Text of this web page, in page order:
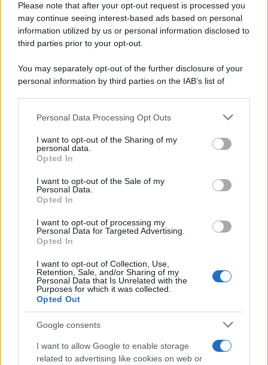
Please note that after your opt-out request is processed you
may continue seeing interest-based ads based on personal
information utilized by us or personal information disclosed to
third parties prior to your opt-out.
You may separately opt-out of the further disclosure of your
personal information by third parties on the IAB’s list of
This information may also be disclosed by us to third parties
disclose it to other third parties.
Please note that this website/app uses one or more Google
services and may gather and store information including but
not limited to your visit or usage behaviour. You may click to
grant or deny consent to Google and its third-party tags to
consent section.
Personal Data Processing Opt Outs
I want to opt-out of the Sharing of my
personal data.
Opted In
I want to opt-out of the Sale of my
Personal Data.
Opted In
I want to opt-out of processing my
Personal Data for Targeted Advertising.
Opted In
I want to opt-out of Collection, Use,
Retention, Sale, and/or Sharing of my
Personal Data that Is Unrelated with the
Purposes for which it was collected.
Opted Out
Google consents
I want to allow Google to enable storage
related to advertising like cookies on web or
APS o ODV: attività di
somministrazione alimenti e
bevande
26 SETTEMBRE 2020 Emiliano Marvulli-IVA
costituito dal servizio
Fattura elettronica: la
moratoria sulle sanzioni con
Fattura elettronica:
semplificazioni in arrivo per
gli intermediari